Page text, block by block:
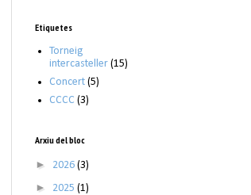
Etiquetes
Torneig
intercasteller (15)
Concert (5)
CCCC (3)
Arxiu del bloc
► 2026 (3)
► 2025 (1)